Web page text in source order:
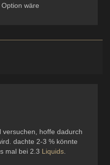
wäre
versuchen, hoffe dadurch
dachte 2-3 % könnte
mal bei 2.3 Liquids